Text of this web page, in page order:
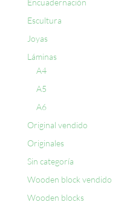
Escultura
Joyas
Láminas
A4
A5
A6
Original vendido
Originales
Sin categoría
Wooden block vendido
Wooden blocks